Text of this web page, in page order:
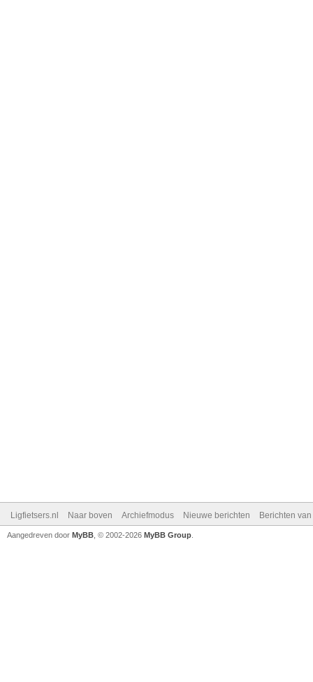
Ligfietsers.nl Naar boven Archiefmodus Nieuwe berichten Berichten
Aangedreven door MyBB , © 2002-2026 MyBB Group